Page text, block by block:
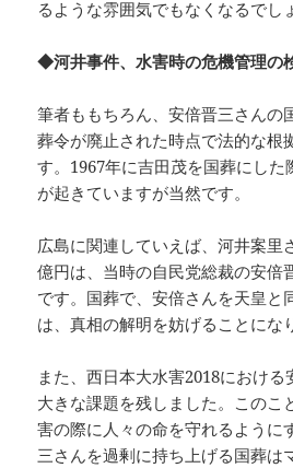
るような雰囲気でもなくなるでし
◆河井事件、水害時の危機管理の
筆者ももちろん、安倍晋三さんの
葬令が廃止された時点で法的な根
す。1967年に吉田茂を国葬にした
が起きていますが当然です。
広島に関連していえば、河井案里
億円は、当時の自民党総裁の安倍
です。国葬で、安倍さんを天皇と
は、真相の解明を妨げることにな
また、西日本大水害2018におけ
大きな課題を残しました。このこ
害の際に人々の命を守れるように
三さんを過剰に持ち上げる国葬は